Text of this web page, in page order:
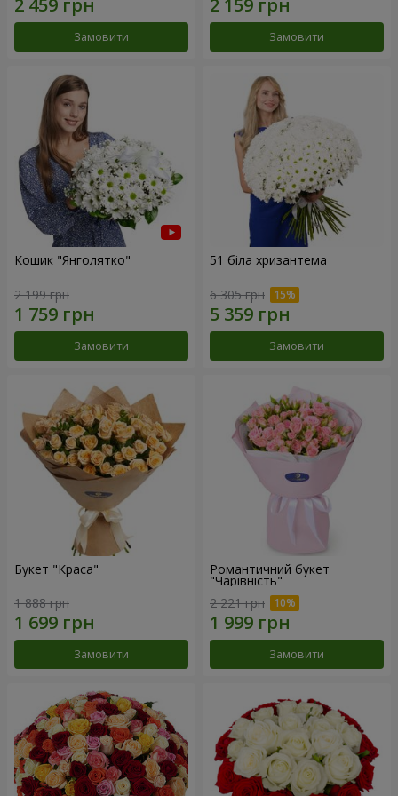
Замовити Замовити
Кошик "Янголятко"
2 199 грн
Замовити
51 біла хризантема
6 305 грн
Замовити
Букет "Краса"
1 888 грн
Замовити
Романтичний букет
"Чарівність"
2 221 грн
Замовити